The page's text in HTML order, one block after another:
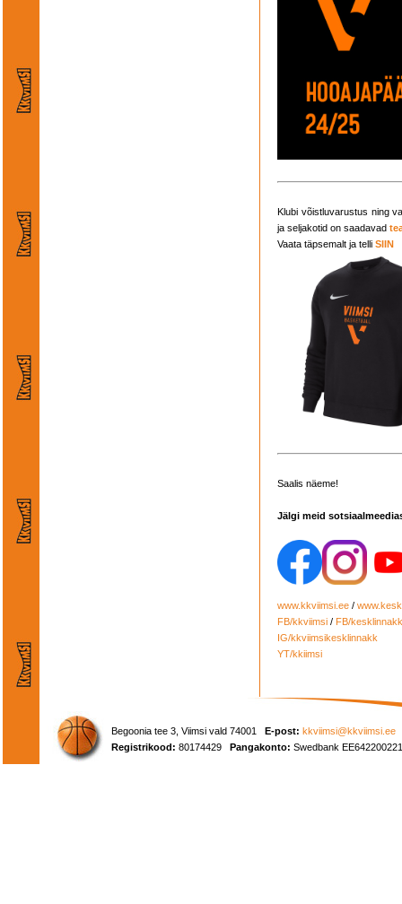
Klubi võistluvarustus ning
ja seljakotid on saadavad
Vaata täpsemalt ja telli SIIN
Saalis näeme!
Jälgi meid
www.kkviimsi.ee /
FB/kkviimsi / FB/kesklinnakk
IG/kkviimsikesklinnakk
YT/kkiimsi
Begoonia tee 3, Viimsi vald 74001 E-post: kkviimsi@kkviimsi.ee
Registrikood: 80174429 Pangakonto: Swedbank